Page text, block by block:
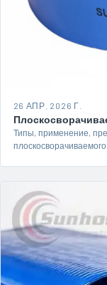
26 АПР. 2026 Г.
Типы, применение,